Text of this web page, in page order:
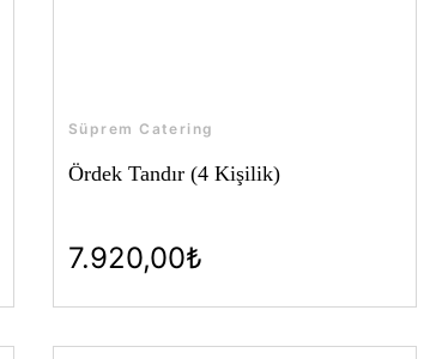
Süprem Catering
Ördek Tandır (4 Kişilik)
7.920,00₺